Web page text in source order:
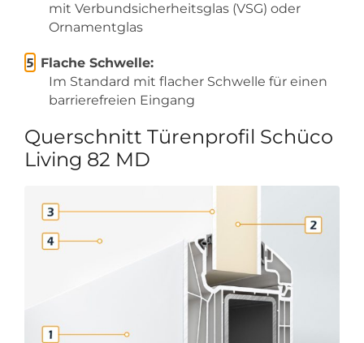
mit Verbundsicherheitsglas (VSG) oder
Ornamentglas
Flache Schwelle:
Im Standard mit flacher Schwelle für einen
barrierefreien Eingang
Querschnitt Türenprofil Schüco
Living 82 MD